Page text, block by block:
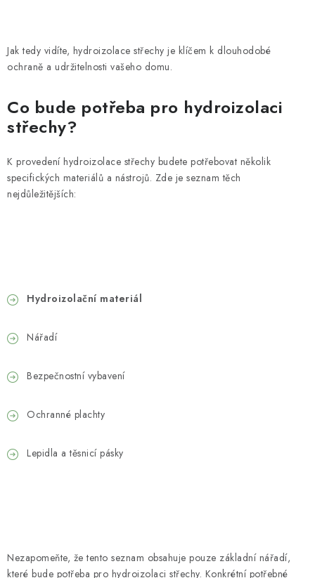
Jak tedy vidíte, hydroizolace střechy je klíčem k dlouhodobé
ochraně a udržitelnosti vašeho domu.
Co bude potřeba pro hydroizolaci
střechy?
K provedení hydroizolace střechy budete potřebovat několik
specifických materiálů a nástrojů. Zde je seznam těch
nejdůležitějších:
Hydroizolační materiál
Nářadí
Bezpečnostní vybavení
Ochranné plachty
Lepidla a těsnicí pásky
Nezapomeňte, že tento seznam obsahuje pouze základní nářadí,
které bude potřeba pro hydroizolaci střechy. Konkrétní potřebné